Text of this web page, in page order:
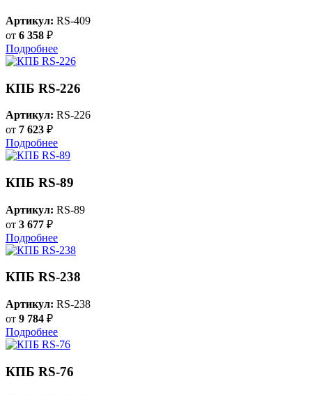
Артикул: RS-409
от 6 358 ₽
Подробнее
КПБ RS-226
Артикул: RS-226
от 7 623 ₽
Подробнее
КПБ RS-89
Артикул: RS-89
от 3 677 ₽
Подробнее
КПБ RS-238
Артикул: RS-238
от 9 784 ₽
Подробнее
КПБ RS-76